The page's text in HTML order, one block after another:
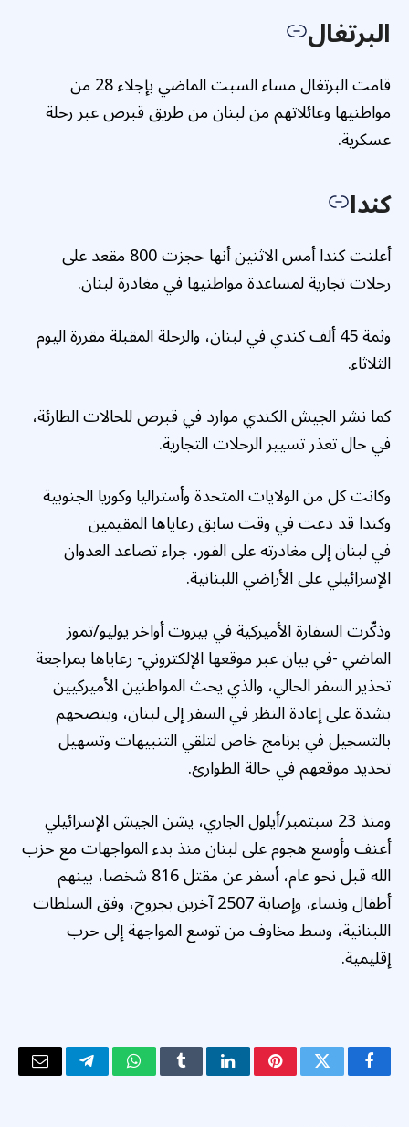
البرتغال
قامت البرتغال مساء السبت الماضي بإجلاء 28 من
مواطنيها وعائلاتهم من لبنان من طريق قبرص عبر رحلة
عسكرية.
كندا
أعلنت كندا أمس الاثنين أنها حجزت 800 مقعد على
رحلات تجارية لمساعدة مواطنيها في مغادرة لبنان.
وثمة 45 ألف كندي في لبنان، والرحلة المقبلة مقررة اليوم
الثلاثاء.
كما نشر الجيش الكندي موارد في قبرص للحالات الطارئة،
في حال تعذر تسيير الرحلات التجارية.
وكانت كل من الولايات المتحدة وأستراليا وكوريا الجنوبية
وكندا قد دعت في وقت سابق رعاياها المقيمين
في لبنان إلى مغادرته على الفور، جراء تصاعد العدوان
الإسرائيلي على الأراضي اللبنانية.
وذكّرت السفارة الأميركية في بيروت أواخر يوليو/تموز
الماضي -في بيان عبر موقعها الإلكتروني- رعاياها بمراجعة
تحذير السفر الحالي، والذي يحث المواطنين الأميركيين
بشدة على إعادة النظر في السفر إلى لبنان، وينصحهم
بالتسجيل في برنامج خاص لتلقي التنبيهات وتسهيل
تحديد موقعهم في حالة الطوارئ.
ومنذ 23 سبتمبر/أيلول الجاري، يشن الجيش الإسرائيلي
أعنف وأوسع هجوم على لبنان منذ بدء المواجهات مع حزب
الله قبل نحو عام، أسفر عن مقتل 816 شخصا، بينهم
أطفال ونساء، وإصابة 2507 آخرين بجروح، وفق السلطات
اللبنانية، وسط مخاوف من توسع المواجهة إلى حرب
إقليمية.
فيسبوكتويتر بينتيريستلينكدإنTumblrواتسابتيلقرامالبريد